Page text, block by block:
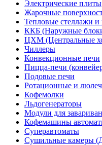
Электрические плиты
Жарочные
Тепловые стеллажи и
ККБ (Наружные
ЦХМ (Центральные
Чиллеры
Конвекционные печи
Пицца-печи
Подовые печи
Ротационные и
Кофемолки
Льдогенераторы
Модули для
Кофемашины
Суперавтоматы
Сушильные камеры